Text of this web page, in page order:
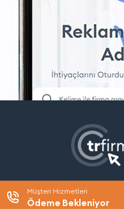
Müşteri Hizmetleri
Ödeme Bekleniyor